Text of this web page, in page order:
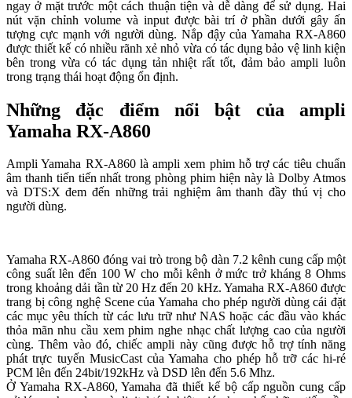
ngay ở mặt trước một cách thuận tiện và dễ dàng để sử dụng. Hai
nút vặn chỉnh volume và input được bài trí ở phần dưới gây ấn
tượng cực mạnh với người dùng. Nắp đậy của Yamaha RX-A860
được thiết kế có nhiều rãnh xẻ nhỏ vừa có tác dụng bảo vệ linh kiện
bên trong vừa có tác dụng tản nhiệt rất tốt, đảm bảo ampli luôn
trong trạng thái hoạt động ổn định.
Những đặc điểm nổi bật của ampli
Yamaha RX-A860
Ampli Yamaha RX-A860 là ampli xem phim hỗ trợ các tiêu chuẩn
âm thanh tiến tiến nhất trong phòng phim hiện này là Dolby Atmos
và DTS:X đem đến những trải nghiệm âm thanh đầy thú vị cho
người dùng.
Yamaha RX-A860 đóng vai trò trong bộ dàn 7.2 kênh cung cấp một
công suất lên đến 100 W cho mỗi kênh ở mức trở kháng 8 Ohms
trong khoảng dải tần từ 20 Hz đến 20 kHz. Yamaha RX-A860 được
trang bị công nghệ Scene của Yamaha cho phép người dùng cái đặt
các mục yêu thích từ các lưu trữ như NAS hoặc các đầu vào khác
thỏa mãn nhu cầu xem phim nghe nhạc chất lượng cao của người
cùng. Thêm vào đó, chiếc ampli này cũng được hỗ trợ tính năng
phát trực tuyến MusicCast của Yamaha cho phép hỗ trỡ các hi-ré
PCM lên đến 24bit/192kHz và DSD lên đến 5.6 Mhz.
Ở Yamaha RX-A860, Yamaha đã thiết kế bộ cấp nguồn cung cấp